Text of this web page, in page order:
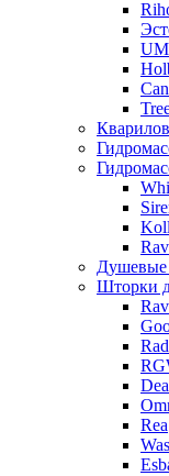
Душевые
Шторки
Rea